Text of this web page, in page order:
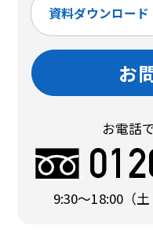
資料ダウンロード
お
お電話
9:30〜18:00 （